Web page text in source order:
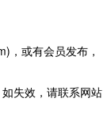
，或有会员发布，
失效，请联系网站